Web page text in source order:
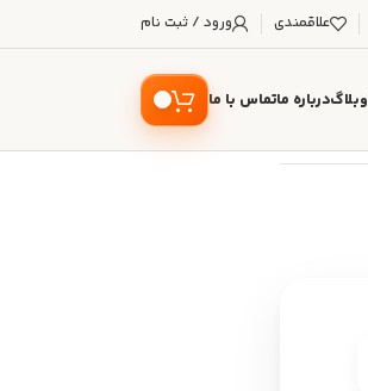
علاقمندی ورود / ثبت نام
وبلاگدرباره ماتماس با ما